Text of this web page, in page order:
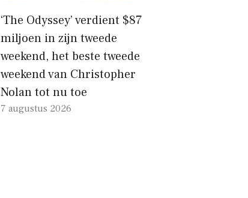
‘The Odyssey’ verdient $87
miljoen in zijn tweede
weekend, het beste tweede
weekend van Christopher
Nolan tot nu toe
7 augustus 2026